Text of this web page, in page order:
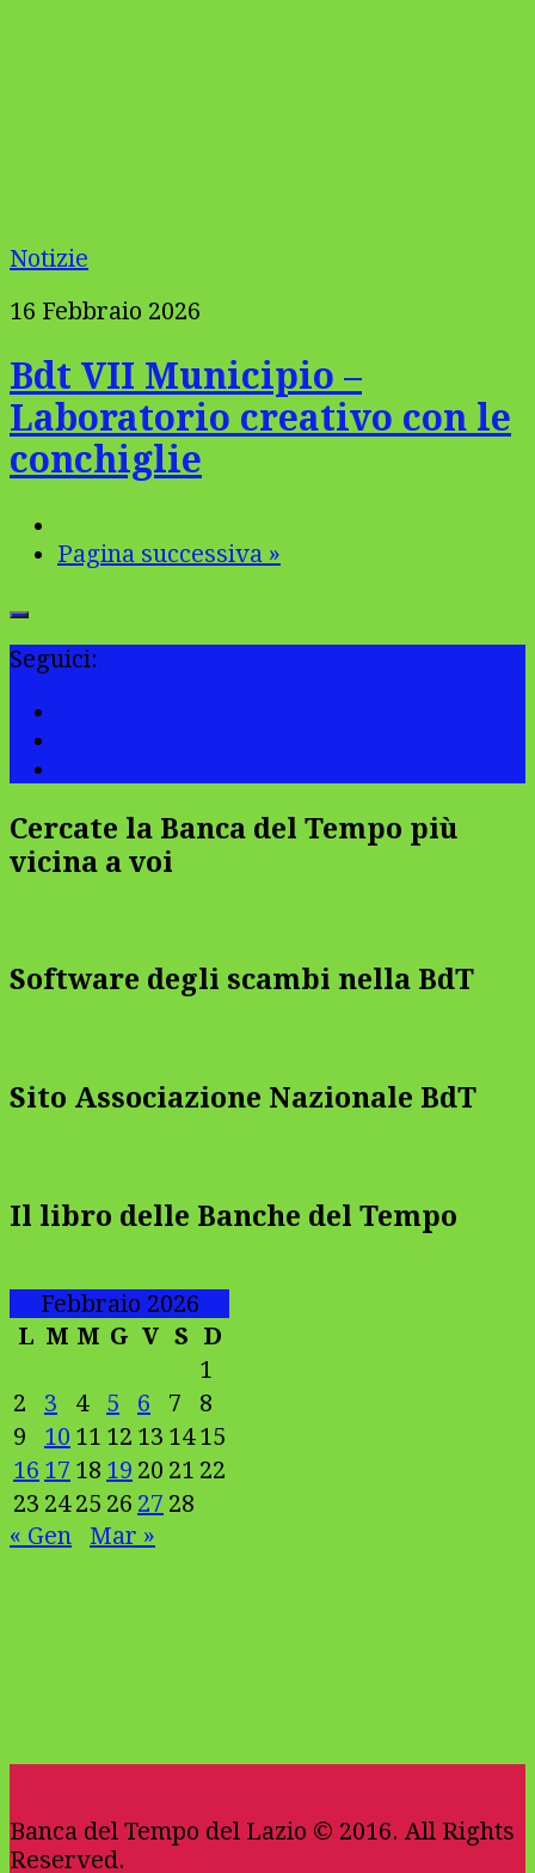
Notizie
16 Febbraio 2026
Bdt VII Municipio –
Laboratorio creativo con le
conchiglie
Pagina successiva »
Seguici:
Cercate la Banca del Tempo più
vicina a voi
Software degli scambi nella BdT
Sito Associazione Nazionale BdT
Il libro delle Banche del Tempo
Febbraio 2026
L M M G V S D
1
2
3 4 5 6 7
8
9
10 11 12 13 14 15
16 17 18 19 20 21 22
23 24 25 26 27 28
« Gen
Mar »
Banca del Tempo del Lazio © 2016. All Rights
Reserved.